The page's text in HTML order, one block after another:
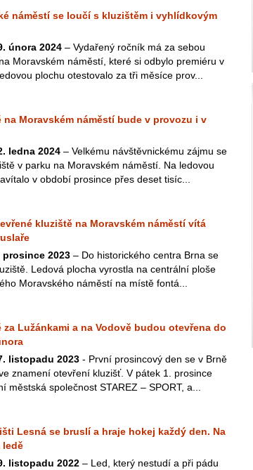
náměstí se loučí s kluzištěm i vyhlídkovým
února 2024 – Vydařený ročník má za sebou
Moravském náměstí, které si odbylo premiéru v
plochu otestovalo za tři měsíce prov...
na Moravském náměstí bude v provozu i v
ledna 2024 – Velkému návštěvnickému zájmu se
v parku na Moravském náměstí. Na ledovou
v období prosince přes deset tisíc...
kluziště na Moravském náměstí vítá
prosince 2023 – Do historického centra Brna se
Ledová plocha vyrostla na centrální ploše
Moravského náměstí na místě fontá...
za Lužánkami a na Vodově budou otevřena do
listopadu 2023 - První prosincový den se v Brně
znamení otevření kluzišť. V pátek 1. prosince
městská společnost STAREZ – SPORT, a...
Lesná se bruslí a hraje hokej každý den. Na
ledě
listopadu 2022 – Led, který nestudí a při pádu